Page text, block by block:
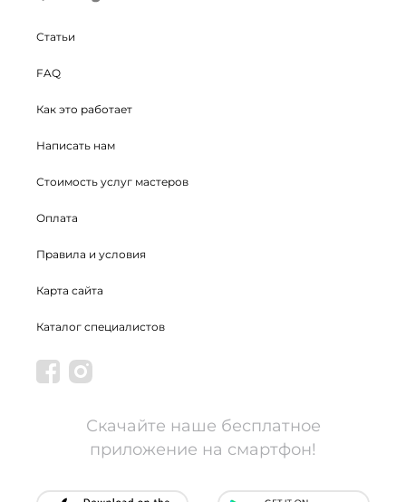
Статьи
FAQ
Как это работает
Написать нам
Стоимость услуг мастеров
Оплата
Правила и условия
Карта сайта
Каталог специалистов
Скачайте наше бесплатное
приложение на смартфон!